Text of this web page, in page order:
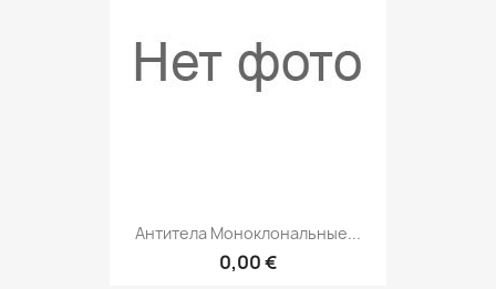
Антитела Моноклональные...
0,00 €